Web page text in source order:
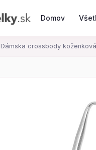
Domov
Dámska crossbody